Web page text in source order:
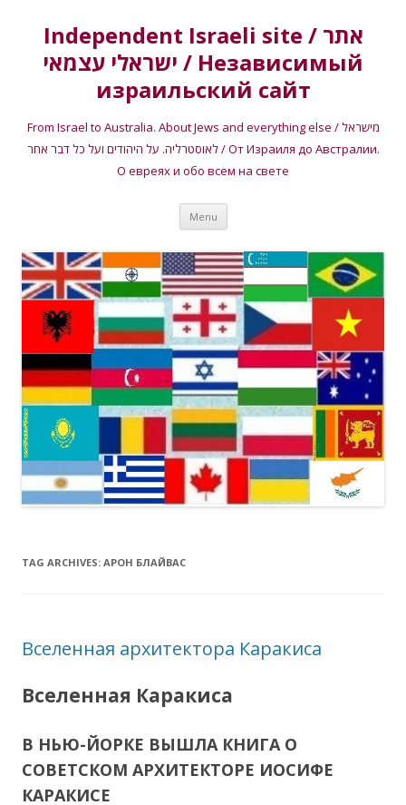
Independent Israeli site / אתר
ישראלי עצמאי / Независимый
израильский сайт
From Israel to Australia. About Jews and everything else / מישראל
לאוסטרליה. על היהודים ועל כל דבר אחר / От Израиля до Австралии.
О евреях и обо всем на свете
Menu Skip
content
TAG ARCHIVES: АРОН БЛАЙВАС
Вселенная архитектора Каракиса
Вселенная Каракиса
В НЬЮ-ЙОРКЕ ВЫШЛА КНИГА О
СОВЕТСКОМ АРХИТЕКТОРЕ ИОСИФЕ
КАРАКИСЕ